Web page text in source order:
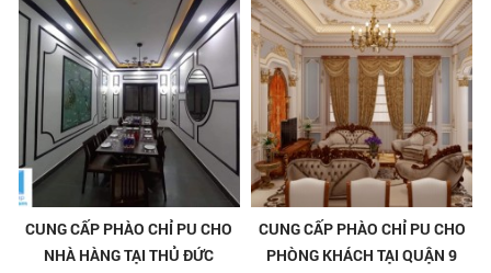
CUNG CẤP PHÀO CHỈ PU CHO
NHÀ HÀNG TẠI THỦ ĐỨC
CUNG CẤP PHÀO CHỈ PU CHO
PHÒNG KHÁCH TẠI QUẬN 9